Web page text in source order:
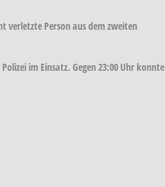
verletzte Person aus dem zweiten
im Einsatz. Gegen 23:00 Uhr konnte